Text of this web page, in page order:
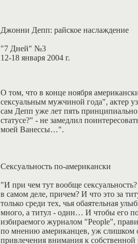
Джонни Депп: райское наслаждение
"7 Дней" №3
12-18 января 2004 г.
О том, что в конце ноября
сексуальным мужчиной года", актер
сам Депп уже лет пять
статусе?" - не замедлил
моей Ванессы…".
Сексуальность по-американски
"И при чем тут вообще
в самом деле, причем? И что это за
только среди тех, чья обаятельная
много, а титул - один… И чтобы его
избираемого журналом "People",
по мнению американцев, уж слишком
привлечения внимания к